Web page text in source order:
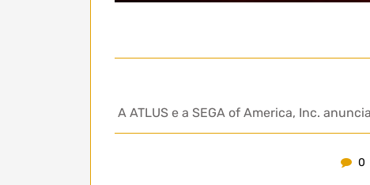
A ATLUS e a SEGA of America, Inc.
0